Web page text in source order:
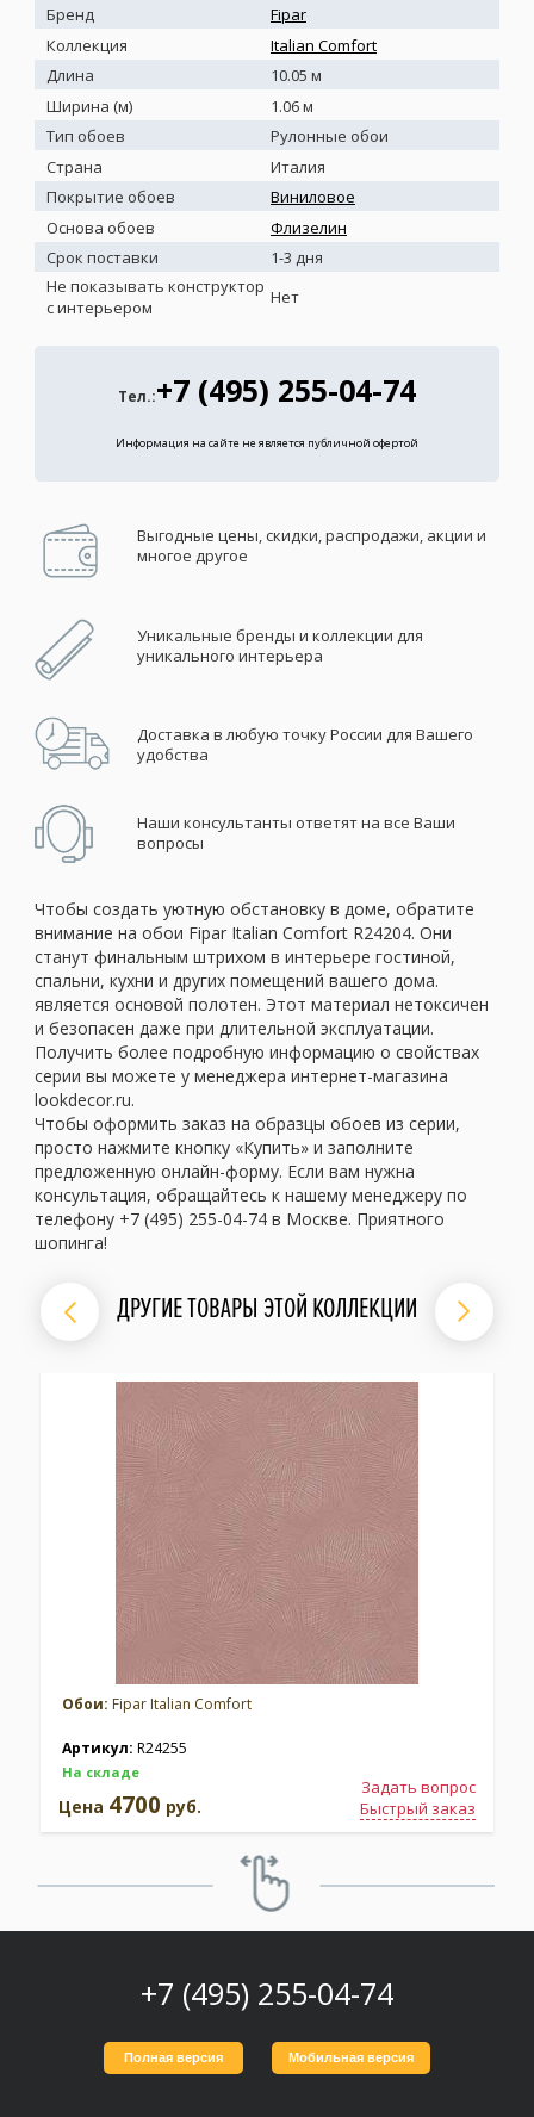
Бренд
Fipar
Коллекция
Italian Comfort
Длина
10.05 м
Ширина (м)
1.06 м
Тип обоев
Рулонные обои
Страна
Италия
Покрытие обоев
Виниловое
Основа обоев
Флизелин
Срок поставки
1-3 дня
Не показывать конструктор
с интерьером
Нет
Тел.:+7 (495) 255-04-74
Информация на сайте не является публичной офертой
Выгодные цены, скидки, распродажи, акции и
многое другое
Уникальные бренды и коллекции для
уникального интерьера
Доставка в любую точку России для Вашего
удобства
Наши консультанты ответят на все Ваши
вопросы
Чтобы создать уютную обстановку в доме, обратите
внимание на обои Fipar Italian Comfort R24204. Они
станут финальным штрихом в интерьере гостиной,
спальни, кухни и других помещений вашего дома.
является основой полотен. Этот материал нетоксичен
и безопасен даже при длительной эксплуатации.
Получить более подробную информацию о свойствах
серии вы можете у менеджера интернет-магазина
lookdecor.ru.
Чтобы оформить заказ на образцы обоев из серии,
просто нажмите кнопку «Купить» и заполните
предложенную онлайн-форму. Если вам нужна
консультация, обращайтесь к нашему менеджеру по
телефону +7 (495) 255-04-74 в Москве. Приятного
шопинга!
ДРУГИЕ ТОВАРЫ ЭТОЙ КОЛЛЕКЦИИ
Обои: Fipar Italian Comfort
Артикул: R24255
На складе
Задать вопрос
Быстрый заказ
Цена 4700 руб.
+7 (495) 255-04-74
Полная версия Мобильная версия